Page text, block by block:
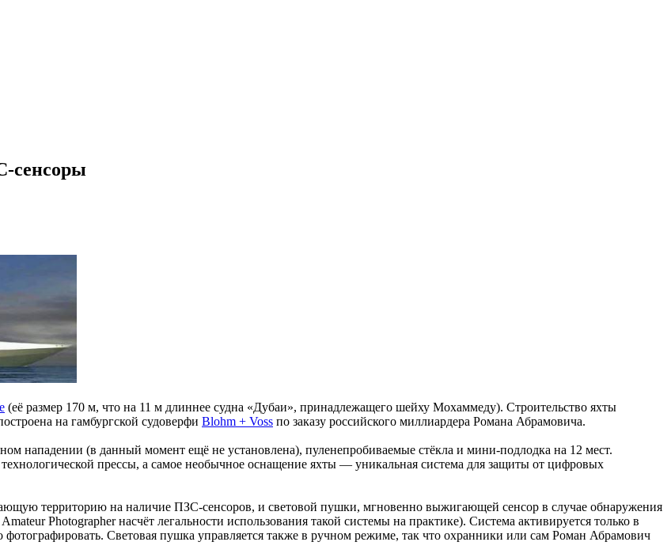
сенсоры
(её размер 170 м, что на 11 м длиннее судна «Дубаи», принадлежащего шейху Мохаммеду). Строительство яхты
на гамбургской судоверфи Blohm + Voss по заказу российского миллиардера Романа Абрамовича.
нападении (в данный момент ещё не установлена), пуленепробиваемые стёкла и мини-подлодка на 12 мест.
технологической прессы, а самое необычное оснащение яхты — уникальная система для защиты от цифровых
территорию на наличие ПЗС-сенсоров, и световой пушки, мгновенно выжигающей сенсор в случае обнаружения
Photographer насчёт легальности использования такой системы на практике). Система активируется только в
фотографировать. Световая пушка управляется также в ручном режиме, так что охранники или сам Роман Абрамович